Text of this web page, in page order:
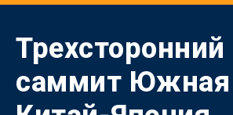
Трехсторонний
саммит Южная